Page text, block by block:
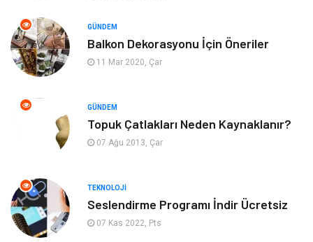
Kadın Hastalıkları Alternatif Tıp
Güzellik
Beslenme
Psikolojik Hastalıklar
Kanser
Diyet
GÜNDEM
Balkon Dekorasyonu İçin Öneriler
11 Mar 2020, Çar
GÜNDEM
Topuk Çatlakları Neden Kaynaklanır?
07 Ağu 2013, Çar
TEKNOLOJI
Seslendirme Programı İndir Ücretsiz
07 Kas 2022, Pts